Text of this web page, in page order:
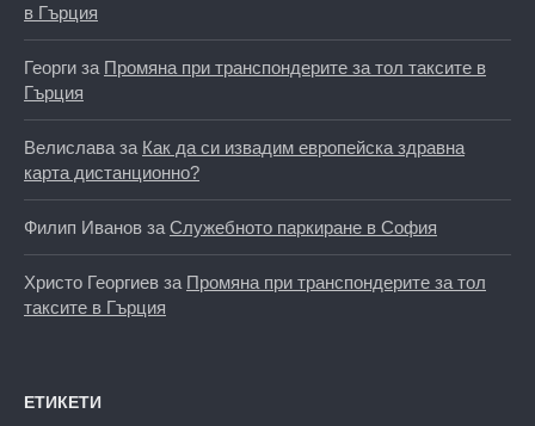
в Гърция
Георги за Промяна при транспондерите за тол таксите в
Гърция
Велислава за Как да си извадим европейска здравна
карта дистанционно?
Филип Иванов за Служебното паркиране в София
Христо Георгиев за Промяна при транспондерите за тол
таксите в Гърция
ЕТИКЕТИ